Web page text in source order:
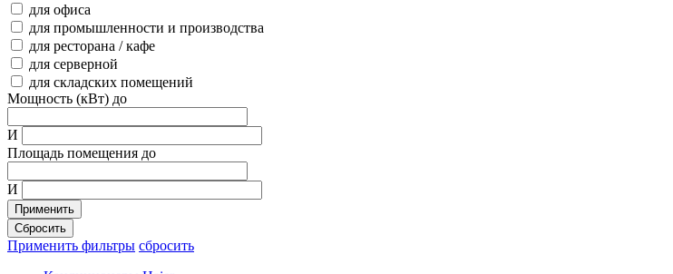
для офиса
для промышленности и производства
для ресторана / кафе
для серверной
для складских помещений
Мощность (кВт) до
И
Площадь помещения до
И
Применить
Сбросить
Применить фильтры сбросить